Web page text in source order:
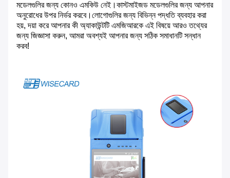
মডেলগুলির জন্য কোনও এমকিউ নেই।কাস্টমাইজড মডেলগুলির জন্য আপনার
অনুরোধের উপর নির্ভর করবে।লোগোগুলির জন্য বিভিন্ন পদ্ধতি ব্যবহার করা
হয়, দয়া করে আপনার কী অ্যাকাউন্টটি এমজিআরকে এই বিষয়ে আরও তথ্যের
জন্য জিজ্ঞাসা করুন, আমরা অবশ্যই আপনার জন্য সঠিক সমাধানটি সন্ধান
করব!